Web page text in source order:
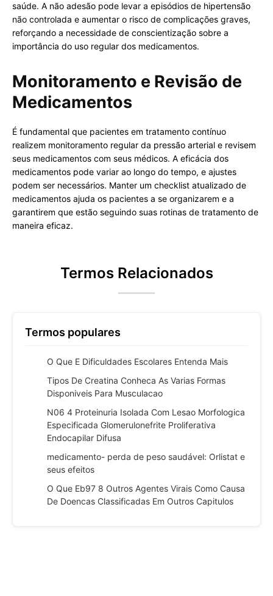
saúde. A não adesão pode levar a episódios de hipertensão
não controlada e aumentar o risco de complicações graves,
reforçando a necessidade de conscientização sobre a
importância do uso regular dos medicamentos.
Monitoramento e Revisão de
Medicamentos
É fundamental que pacientes em tratamento contínuo
realizem monitoramento regular da pressão arterial e revisem
seus medicamentos com seus médicos. A eficácia dos
medicamentos pode variar ao longo do tempo, e ajustes
podem ser necessários. Manter um checklist atualizado de
medicamentos ajuda os pacientes a se organizarem e a
garantirem que estão seguindo suas rotinas de tratamento de
maneira eficaz.
Termos Relacionados
Termos populares
O Que E Dificuldades Escolares Entenda Mais
Tipos De Creatina Conheca As Varias Formas
Disponiveis Para Musculacao
N06 4 Proteinuria Isolada Com Lesao Morfologica
Especificada Glomerulonefrite Proliferativa
Endocapilar Difusa
medicamento- perda de peso saudável: Orlistat e
seus efeitos
O Que Eb97 8 Outros Agentes Virais Como Causa
De Doencas Classificadas Em Outros Capitulos